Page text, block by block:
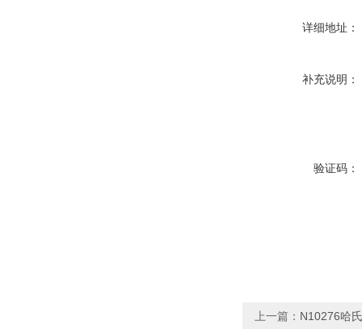
详细地址：
补充说明：
验证码：
上一篇： N10276哈